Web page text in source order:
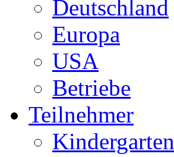
Deutschland
Europa
USA
Betriebe
Teilnehmer
Kindergarten